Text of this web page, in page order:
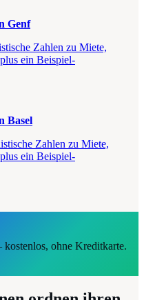
Genf
Zahlen zu Miete,
ein Beispiel-
Basel
Zahlen zu Miete,
ein Beispiel-
ohne Kreditkarte.